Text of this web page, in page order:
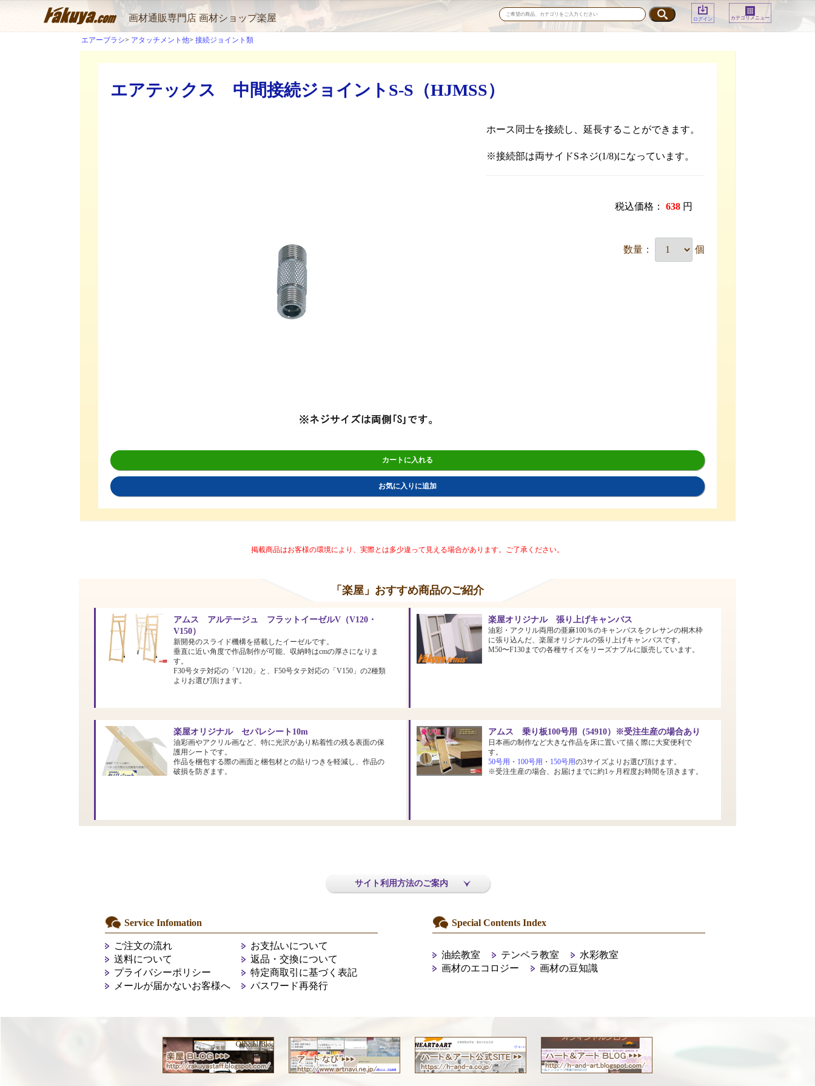
画材通販専門店 画材ショップ楽屋 ログイン カテゴリメニュー
エアーブラシ アタッチメント他 接続ジョイント類
エアテックス 中間接続ジョイントS-S（HJMSS）
ホース同士を接続し、延長することができます。
※接続部は両サイドSネジ(1/8)になっています。
税込価格： 638 円
数量： 個
カートに入れる
お気に入りに追加
掲載商品はお客様の環境により、実際とは多少違って見える場合があります。ご了承ください。
「楽屋」おすすめ商品のご紹介
アムス アルテージュ フラットイーゼルV（V120・
V150）
新開発のスライド機構を搭載したイーゼルです。
垂直に近い角度で作品制作が可能、収納時はcmの厚さになりま
す。
F30号タテ対応の「V120」と、F50号タテ対応の「V150」の2種類
よりお選び頂けます。
楽屋オリジナル 張り上げキャンバス
油彩・アクリル両用の亜麻100％のキャンバスをクレサンの桐木枠
に張り込んだ、楽屋オリジナルの張り上げキャンバスです。
M50〜F130までの各種サイズをリーズナブルに販売しています。
楽屋オリジナル セパレシート10m
油彩画やアクリル画など、特に光沢があり粘着性の残る表面の保
護用シートです。
作品を梱包する際の画面と梱包材との貼りつきを軽減し、作品の
破損を防ぎます。
アムス 乗り板100号用（54910）※受注生産の場合あり
日本画の制作など大きな作品を床に置いて描く際に大変便利で
す。
50号用 ・ 100号用 ・ 150号用の3サイズよりお選び頂けます。
※受注生産の場合、お届けまでに約1ヶ月程度お時間を頂きます。
サイト利用方法のご案内
Service Infomation
ご注文の流れ
お支払いについて
送料について
返品・交換について
プライバシーポリシー
特定商取引に基づく表記
メールが届かないお客様へ
パスワード再発行
Special Contents Index
油絵教室 テンペラ教室
水彩教室
画材のエコロジー
画材の豆知識